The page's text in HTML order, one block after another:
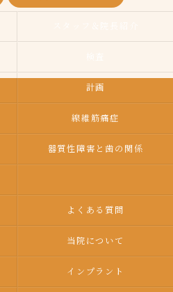
計画
線維筋痛症
器質性障害と歯の関係
よくある質問
当院について
インプラント